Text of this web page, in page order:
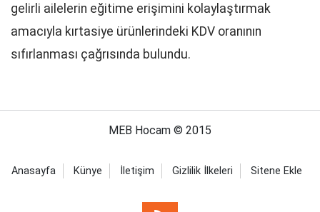
gelirli ailelerin eğitime erişimini kolaylaştırmak
amacıyla kırtasiye ürünlerindeki KDV oranının
sıfırlanması çağrısında bulundu.
MEB Hocam © 2015
Anasayfa Künye İletişim Gizlilik İlkeleri Sitene Ekle